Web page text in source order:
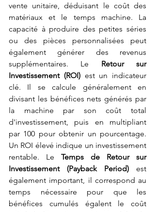
vente unitaire, déduisant le coût des
matériaux et le temps machine. La
capacité à produire des petites séries
ou des pièces personnalisées peut
également générer des revenus
supplémentaires. Le Retour sur
Investissement (ROI) est un indicateur
clé. Il se calcule généralement en
divisant les bénéfices nets générés par
la machine par son coût total
d'investissement, puis en multipliant
par 100 pour obtenir un pourcentage.
Un ROI élevé indique un investissement
rentable. Le Temps de Retour sur
Investissement (Payback Period) est
également important, il correspond au
temps nécessaire pour que les
bénéfices cumulés égalent le coût